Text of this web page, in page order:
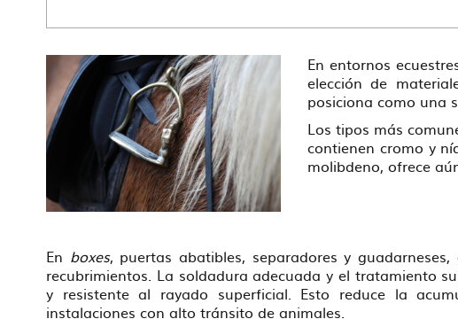
En entornos
elección de
posiciona como una
Los tipos más
contienen cromo y
molibdeno, ofrece
En boxes, puertas abatibles, separadores y
recubrimientos. La soldadura adecuada y el tratamiento
y resistente al rayado superficial. Esto reduce la
instalaciones con alto tránsito de animales.